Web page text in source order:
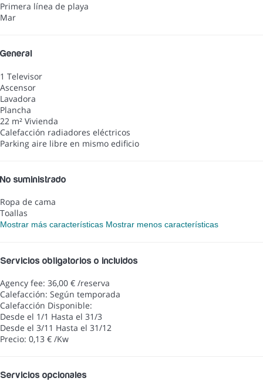
Primera línea de playa
Mar
General
1 Televisor
Ascensor
Lavadora
Plancha
22 m² Vivienda
Calefacción radiadores eléctricos
Parking aire libre en mismo edificio
No suministrado
Ropa de cama
Toallas
Mostrar más características Mostrar menos características
Servicios obligatorios o incluidos
Agency fee: 36,00 € /reserva
Calefacción: Según temporada
Calefacción Disponible:
Desde el 1/1 Hasta el 31/3
Desde el 3/11 Hasta el 31/12
Precio: 0,13 € /Kw
Servicios opcionales